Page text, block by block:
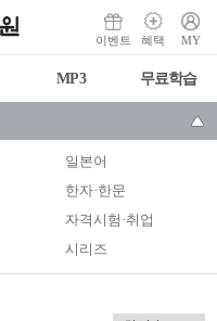
이벤트 혜택 MY
MP3 무료학습
일본어
한자·한문
자격시험·취업
시리즈